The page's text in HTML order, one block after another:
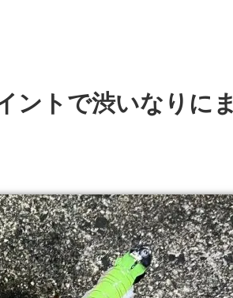
ントで渋いなりにま